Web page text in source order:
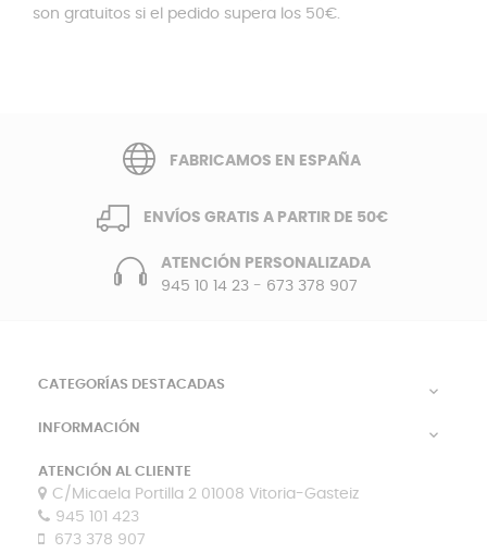
son gratuitos si el pedido supera los 50€.
FABRICAMOS EN ESPAÑA
ENVÍOS GRATIS A PARTIR DE 50€
ATENCIÓN PERSONALIZADA
945 10 14 23- 673 378 907
CATEGORÍAS DESTACADAS 
INFORMACIÓN 
ATENCIÓN AL CLIENTE
C/Micaela Portilla 2 01008 Vitoria-Gasteiz
945 101 423
673 378 907